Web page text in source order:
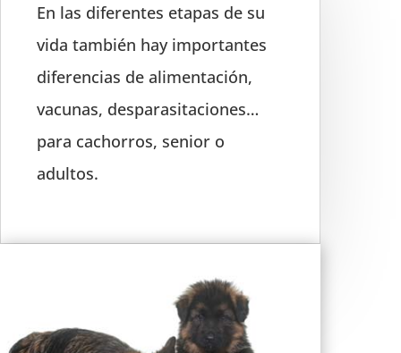
En las diferentes etapas de su
vida también hay importantes
diferencias de alimentación,
vacunas, desparasitaciones…
para cachorros, senior o
adultos.